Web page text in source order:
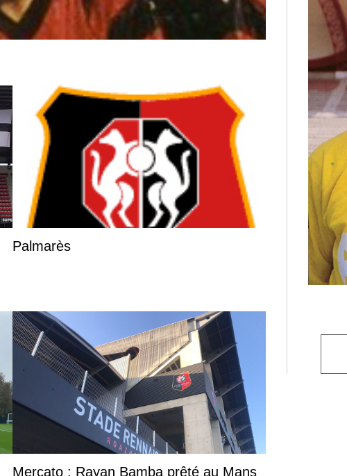
Palmarès
Mercato : Rayan Bamba prêté au Mans